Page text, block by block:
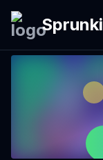
Sprunki